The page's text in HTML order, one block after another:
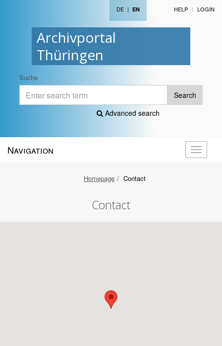
Archivportal
Thüringen
DE | EN HELP LOGIN
Suche
Search
Advanced search
Toggle
Navigation
Homepage Contact
Contact